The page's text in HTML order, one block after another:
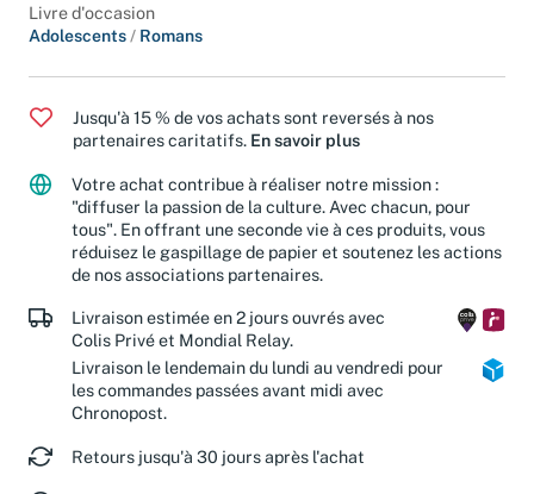
Livre d'occasion
Adolescents / Romans
Jusqu'à 15 % de vos achats sont reversés à nos
partenaires caritatifs. En savoir plus
Votre achat contribue à réaliser notre mission :
"diffuser la passion de la culture. Avec chacun, pour
tous". En offrant une seconde vie à ces produits, vous
réduisez le gaspillage de papier et soutenez les actions
de nos associations partenaires.
Livraison estimée en 2 jours ouvrés avec
Colis Privé et Mondial Relay.
Livraison le lendemain du lundi au vendredi pour
les commandes passées avant midi avec
Chronopost.
Retours jusqu'à 30 jours après l'achat